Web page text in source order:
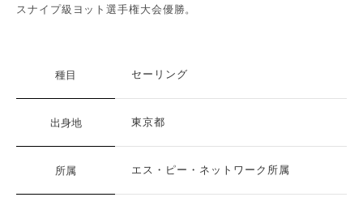
スナイプ級ヨット選手権大会優勝。
種目 セーリング
出身地 東京都
所属 エス・ピー・ネットワーク所属